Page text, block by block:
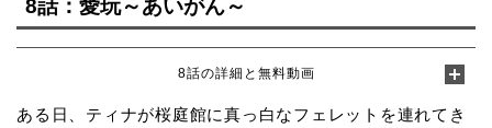
8話：愛玩～あいがん～
8話の詳細と無料動画
ある日、ティナが桜庭館に真っ白なフェレットを連れてき